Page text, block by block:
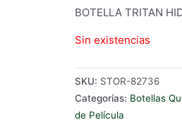
BOTELLA TRITAN
Sin existencias
SKU: STOR-82736
Categorías: Botellas
de Película